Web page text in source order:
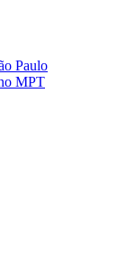
Paulo
MPT